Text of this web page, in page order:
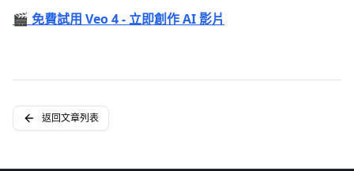
🎬 免費試用 Veo 4 - 立即創作 AI 影片
返回文章列表